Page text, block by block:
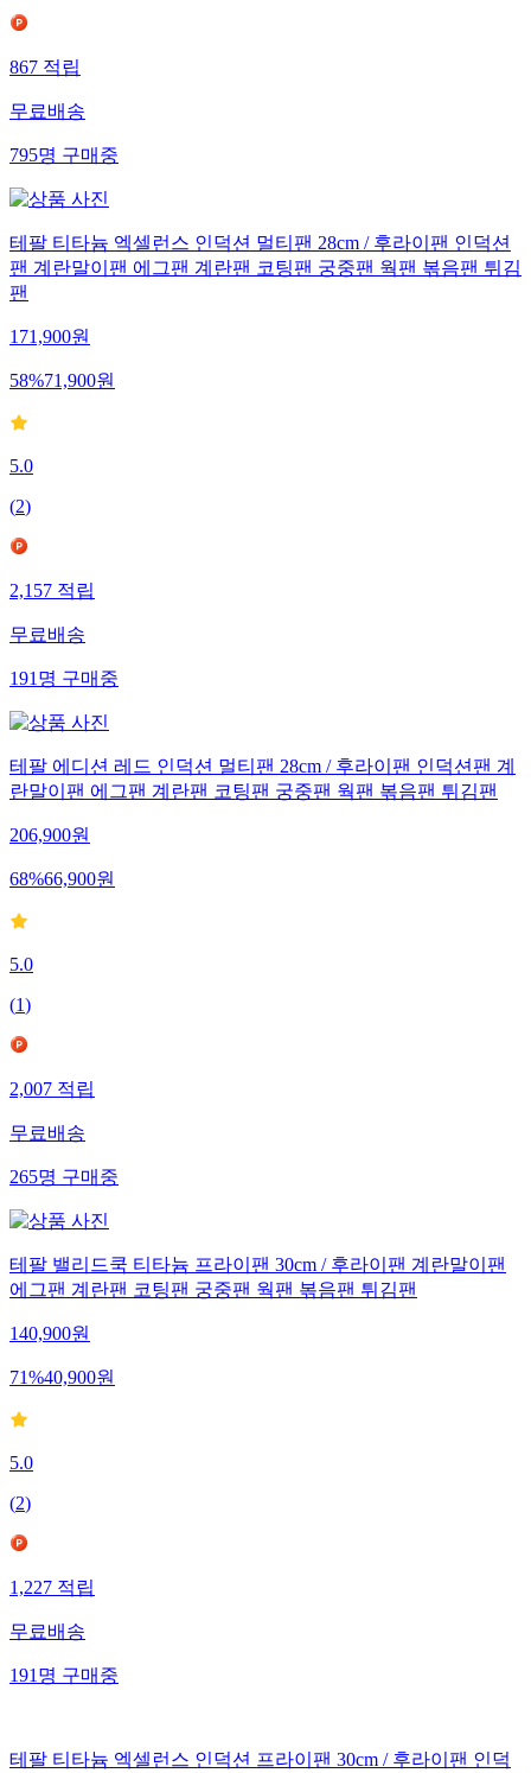
867적립
무료배송
795명구매중
테팔 티타늄 엑셀런스 인덕션 멀티팬 28cm / 후라이팬 인덕션
팬 계란말이팬 에그팬 계란팬 코팅팬 궁중팬 웍팬 볶음팬 튀김
팬
171,900원
58%71,900원
5.0
(2)
2,157적립
무료배송
191명구매중
테팔 에디션 레드 인덕션 멀티팬 28cm / 후라이팬 인덕션팬 계
란말이팬 에그팬 계란팬 코팅팬 궁중팬 웍팬 볶음팬 튀김팬
206,900원
68%66,900원
5.0
(1)
2,007적립
무료배송
265명구매중
테팔 밸리드쿡 티타늄 프라이팬 30cm / 후라이팬 계란말이팬
에그팬 계란팬 코팅팬 궁중팬 웍팬 볶음팬 튀김팬
140,900원
71%40,900원
5.0
(2)
1,227적립
무료배송
191명구매중
테팔 티타늄 엑셀런스 인덕션 프라이팬 30cm / 후라이팬 인덕